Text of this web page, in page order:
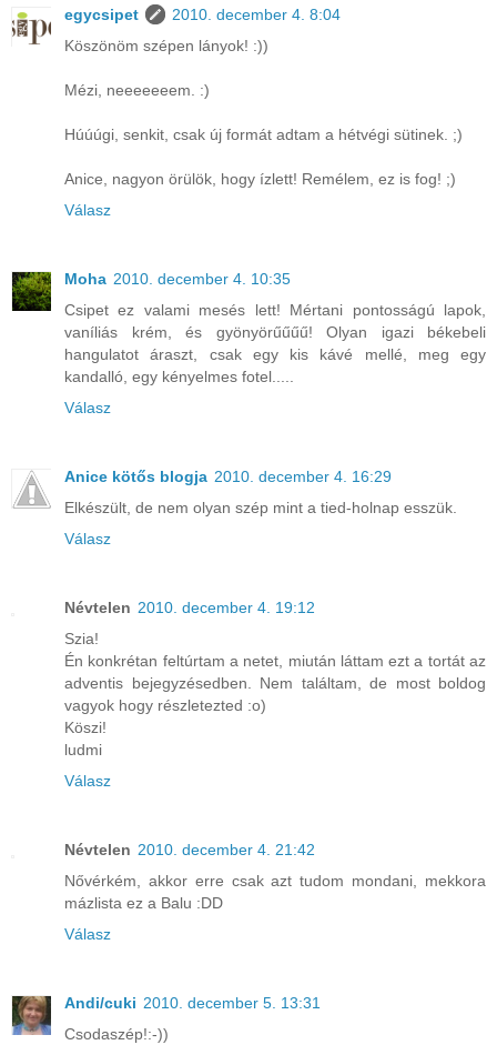
egycsipet
2010. december 4. 8:04
Köszönöm szépen lányok! :))
Mézi, neeeeeeem. :)
Húúúgi, senkit, csak új formát adtam a hétvégi sütinek. ;)
Anice, nagyon örülök, hogy ízlett! Remélem, ez is fog! ;)
Válasz
Moha 2010. december 4. 10:35
Csipet ez valami mesés lett! Mértani pontosságú lapok,
vaníliás krém, és gyönyörűűűű! Olyan igazi békebeli
hangulatot áraszt, csak egy kis kávé mellé, meg egy
kandalló, egy kényelmes fotel.....
Válasz
Anice kötős blogja 2010. december 4. 16:29
Elkészült, de nem olyan szép mint a tied-holnap esszük.
Válasz
Névtelen 2010. december 4. 19:12
Szia!
Én konkrétan feltúrtam a netet, miután láttam ezt a tortát az
adventis bejegyzésedben. Nem találtam, de most boldog
vagyok hogy részletezted :o)
Köszi!
ludmi
Válasz
Névtelen 2010. december 4. 21:42
Nővérkém, akkor erre csak azt tudom mondani, mekkora
mázlista ez a Balu :DD
Válasz
Andi/cuki 2010. december 5. 13:31
Csodaszép!:-))